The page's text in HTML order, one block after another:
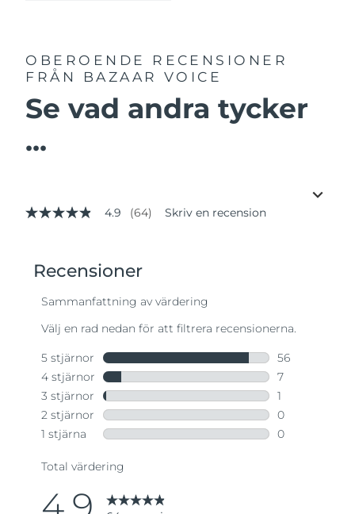
OBEROENDE RECENSIONER
FRÅN BAZAAR VOICE
Se vad andra tycker
...
4.9
genomsnittligt
betyg.
Länk
samma
sida.
4.9 (64) Skriv en recension